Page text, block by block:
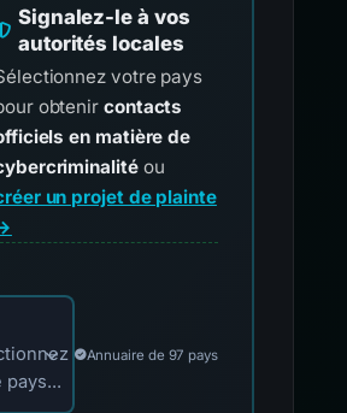
Signalez-le à vos
autorités locales
votre pays
obtenir contacts
en matière de
ou
un projet de plainte
votre pays pour les contacts
pays...
Annuaire de 97 pays